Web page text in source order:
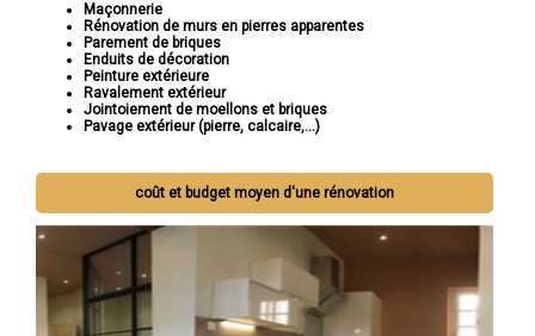
Maçonnerie
Rénovation de murs en pierres apparentes
Parement de briques
Enduits de décoration
Peinture extérieure
Ravalement extérieur
Jointoiement de moellons et briques
Pavage extérieur (pierre, calcaire,...)
coût et budget moyen d'une rénovation